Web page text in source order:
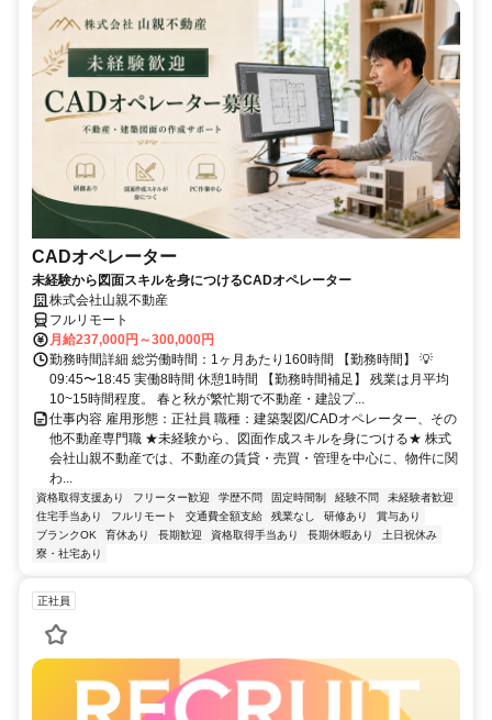
CADオペレーター
未経験から図面スキルを身につけるCADオペレーター
株式会社山親不動産
フルリモート
月給237,000円～300,000円
勤務時間詳細 総労働時間：1ヶ月あたり160時間 【勤務時間】 💡
09:45〜18:45 実働8時間 休憩1時間 【勤務時間補足】 残業は月平均
10~15時間程度。 春と秋が繁忙期で不動産・建設プ...
仕事内容 雇用形態：正社員 職種：建築製図/CADオペレーター、その
他不動産専門職 ★未経験から、図面作成スキルを身につける★ 株式
会社山親不動産では、不動産の賃貸・売買・管理を中心に、物件に関
わ...
資格取得支援あり フリーター歓迎 学歴不問 固定時間制 経験不問
未経験者歓迎
住宅手当あり
フルリモート 交通費全額支給 残業なし 研修あり
賞与あり
ブランクOK
育休あり 長期歓迎 資格取得手当あり 長期休暇あり
土日祝休み
寮・社宅あり
正社員